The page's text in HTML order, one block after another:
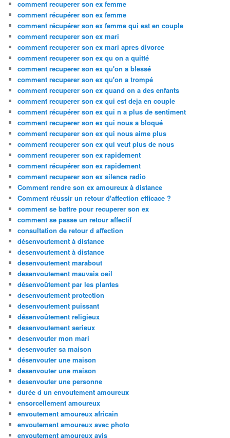
comment recuperer son ex femme
comment récupérer son ex femme
comment récupérer son ex femme qui est en couple
comment recuperer son ex mari
comment recuperer son ex mari apres divorce
comment recuperer son ex qu on a quitté
comment recuperer son ex qu'on a blessé
comment recuperer son ex qu'on a trompé
comment recuperer son ex quand on a des enfants
comment recuperer son ex qui est deja en couple
comment récupérer son ex qui n a plus de sentiment
comment recuperer son ex qui nous a bloqué
comment recuperer son ex qui nous aime plus
comment recuperer son ex qui veut plus de nous
comment recuperer son ex rapidement
comment récupérer son ex rapidement
comment recuperer son ex silence radio
Comment rendre son ex amoureux à distance
Comment réussir un retour d'affection efficace ?
comment se battre pour recuperer son ex
comment se passe un retour affectif
consultation de retour d affection
désenvoutement à distance
desenvoutement à distance
desenvoutement marabout
desenvoutement mauvais oeil
désenvoûtement par les plantes
desenvoutement protection
desenvoutement puissant
désenvoûtement religieux
desenvoutement serieux
desenvouter mon mari
desenvouter sa maison
désenvouter une maison
desenvouter une maison
desenvouter une personne
durée d un envoutement amoureux
ensorcellement amoureux
envoutement amoureux africain
envoutement amoureux avec photo
envoutement amoureux avis